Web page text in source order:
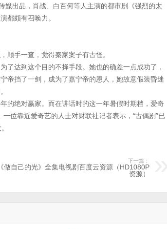
媒出品，肖战、白百何等人主演的都市剧《强烈的太
都颇有召唤力。
顺手一查，觉得秦家案子有古怪。
了达到这个目的不择手段。她也的确差一点成功了，
帝挡了一剑，成为了嘉宁帝的恩人，她故意假装昏迷
的绝对赢家。而在讲话时的这一年暑假时期档，爱奇
位靠近爱奇艺的人士对财联社记者表示，“古偶剧”已
下一篇：
《做自己的光》全集电视剧百度云资源（HD1080P
资源）